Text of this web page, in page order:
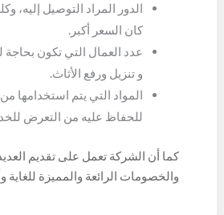
الأقتصادية، كما أنه يوجد العديد من
على اسعار ونش رفع عفش بمدينتي،
الدور المراد التوصيل إليه،
كان السعر أكبر.
عدد العمال التي تكون
و تنزيل ورفع الأثاث.
المواد التي يتم استخدامها
للحفاظ عليه من التعرض
كما أن الشركة تعمل على تقديم
والخصومات الرائعة والمميزة